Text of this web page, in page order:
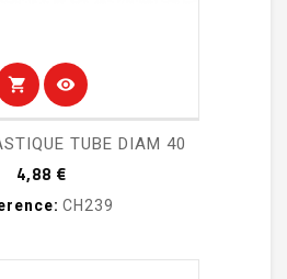
shopping_cart visibility
TUBE DIAM 40
4,88 €
CH239